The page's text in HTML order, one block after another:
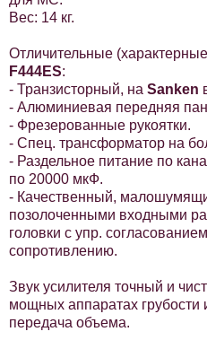
Вес: 14 кг.
Отличительные
F444ES:
- Транзисторный, на Sanken
- Алюминиевая передняя
- Фрезерованные рукоятки.
- Спец. трансформатор на
- Раздельное питание по
по 20000 мкФ.
- Качественный,
позолоченными входными
головки с упр.
сопротивлению.
Звук усилителя точный и
мощных аппаратах грубости
передача объема.